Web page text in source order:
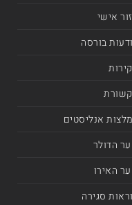
אישי
בורסה
אנליסטים
הדולר
האירו
סגירה